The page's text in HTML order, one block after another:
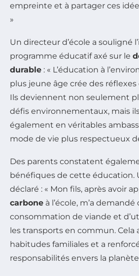
empreinte et à partager ces
»
Un directeur d’école a souligné
programme éducatif axé sur le
durable : « L’éducation à
plus jeune âge crée des réflexes
Ils deviennent non seulement
défis environnementaux, mais
également en véritables
mode de vie plus respectueux
Des parents constatent
bénéfiques de cette éducation.
déclaré : « Mon fils, après avoir
carbone à l’école, m’a
consommation de viande et
les transports en commun. Cela
habitudes familiales et a
responsabilités envers la